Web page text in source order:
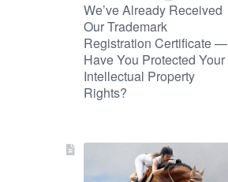
We’ve Already Received
Our Trademark
Registration Certificate —
Have You Protected Your
Intellectual Property
Rights?